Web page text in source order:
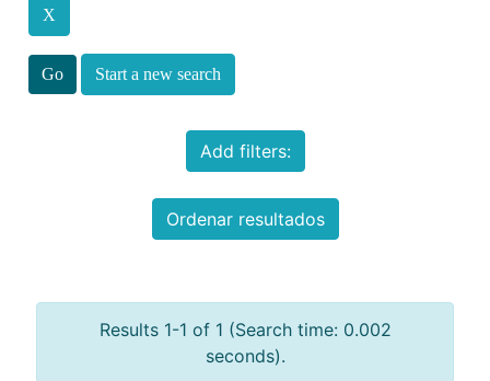
Start a new search
Add filters:
Ordenar resultados
Results 1-1 of 1 (Search time: 0.002
seconds).